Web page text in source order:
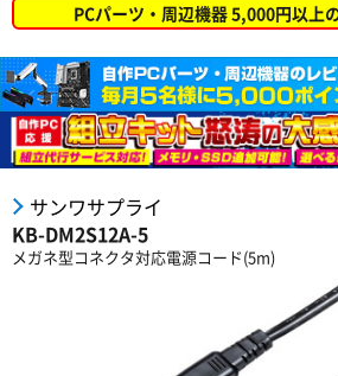
PCパーツ・周辺機器 5,000円以上
サンワサプライ
KB-DM2S12A-5
メガネ型コネクタ対応電源コード(5m)